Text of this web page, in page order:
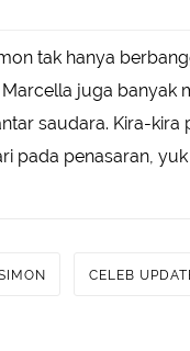
tak hanya
juga banyak
saudara. Kira-
pada penasaran,
CELEB